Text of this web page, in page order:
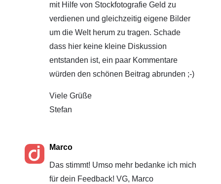
mit Hilfe von Stockfotografie Geld zu
verdienen und gleichzeitig eigene Bilder
um die Welt herum zu tragen. Schade
dass hier keine kleine Diskussion
entstanden ist, ein paar Kommentare
würden den schönen Beitrag abrunden ;-)
Viele Grüße
Stefan
Marco
Das stimmt! Umso mehr bedanke ich mich
für dein Feedback! VG, Marco